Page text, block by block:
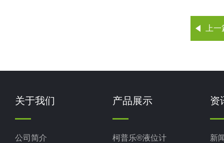
上
关于我们
公司简介
产品展示
柯普乐®液位计
资
新